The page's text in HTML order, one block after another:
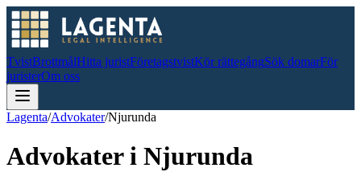
TvistBrottmålHitta juristFöretagstvistKör rättegångSök domarFör
juristerOm oss
Lagenta/Advokater/Njurunda
Advokater i Njurunda